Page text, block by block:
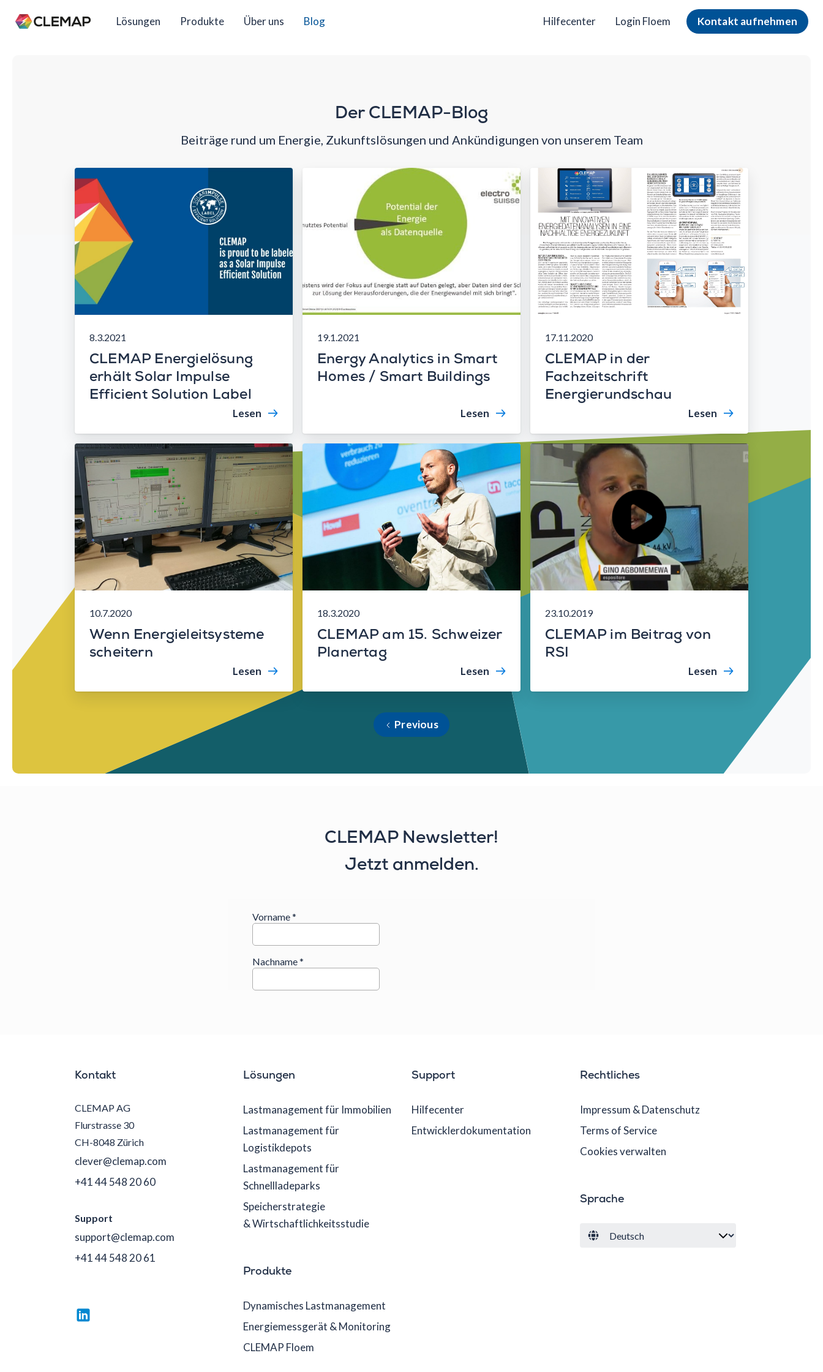
Lösungen Produkte Über uns Blog Hilfecenter Login Floem Kontakt aufnehmen
Der CLEMAP-Blog
Beiträge rund um Energie, Zukunftslösungen und Ankündigungen von unserem Team
8.3.2021
CLEMAP Energielösung
erhält Solar Impulse
Efficient Solution Label
Lesen
19.1.2021
Energy Analytics in Smart
Homes / Smart Buildings
Lesen
17.11.2020
CLEMAP in der
Fachzeitschrift
Energierundschau
Lesen
10.7.2020
Wenn Energieleitsysteme
scheitern
Lesen
18.3.2020
CLEMAP am 15. Schweizer
Planertag
Lesen
23.10.2019
CLEMAP im Beitrag von
RSI
Lesen
Previous
CLEMAP Newsletter!
Jetzt anmelden.
Kontakt
CLEMAP AG
Flurstrasse 30
CH-8048 Zürich
clever@clemap.com
+41 44 548 20 60
Support
support@clemap.com
+41 44 548 20 61
Lösungen
Lastmanagement für Immobilien
Lastmanagement für
Logistikdepots
Lastmanagement für
Schnellladeparks
Speicherstrategie
& Wirtschaftlichkeitsstudie
Produkte
Dynamisches Lastmanagement
Energiemessgerät & Monitoring
CLEMAP Floem
Support
Hilfecenter
Entwicklerdokumentation
Rechtliches
Impressum & Datenschutz
Terms of Service
Cookies verwalten
Sprache